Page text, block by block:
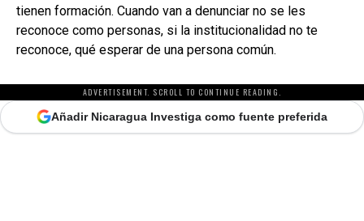
tienen formación. Cuando van a denunciar no se les
reconoce como personas, si la institucionalidad no te
reconoce, qué esperar de una persona común.
ADVERTISEMENT. SCROLL TO CONTINUE READING.
Añadir Nicaragua Investiga como fuente preferida